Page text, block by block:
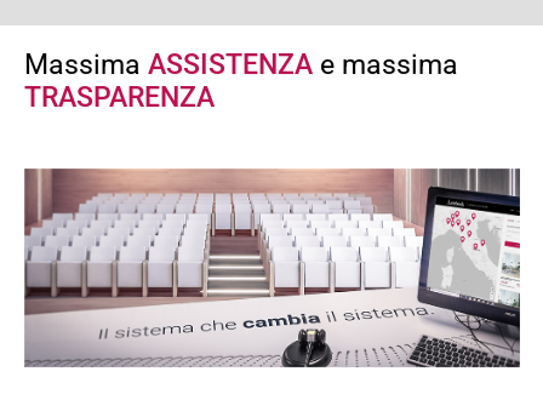
Massima ASSISTENZAe massima
TRASPARENZA